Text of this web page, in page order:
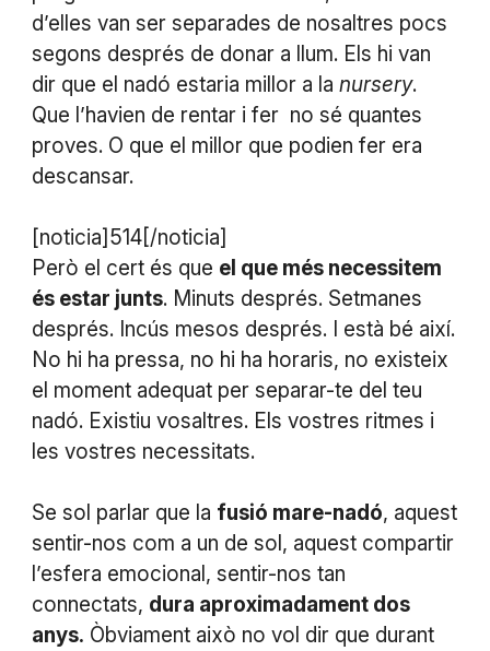
d’elles van ser separades de nosaltres pocs
segons després de donar a llum. Els hi van
dir que el nadó estaria millor a la nursery.
Que l’havien de rentar i fer no sé quantes
proves. O que el millor que podien fer era
descansar.
[noticia]514[/noticia]
Però el cert és que el que més necessitem
és estar junts. Minuts després. Setmanes
després. Incús mesos després. I està bé així.
No hi ha pressa, no hi ha horaris, no existeix
el moment adequat per separar-te del teu
nadó. Existiu vosaltres. Els vostres ritmes i
les vostres necessitats.
Se sol parlar que la fusió mare-nadó, aquest
sentir-nos com a un de sol, aquest compartir
l’esfera emocional, sentir-nos tan
connectats, dura aproximadament dos
anys. Òbviament això no vol dir que durant